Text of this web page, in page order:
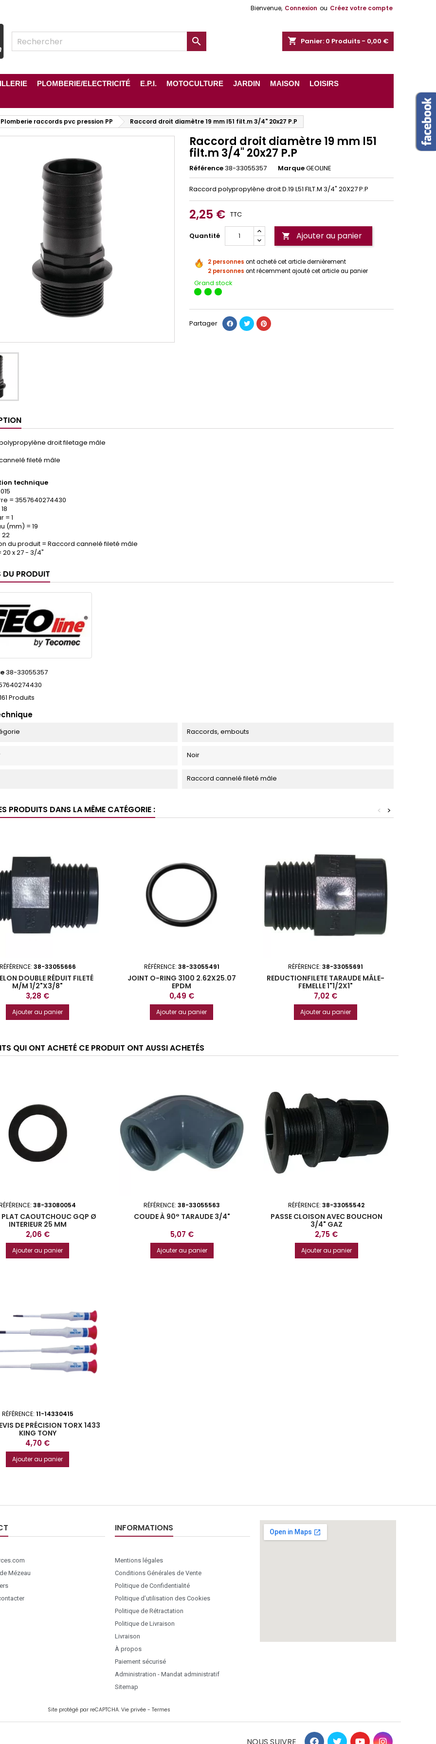
Bienvenue, Connexion ou Créez votre compte
shopping_cart Panier: 0 Produits - 0,00 €

PLOMBERIE/ELECTRICITÉ E.P.I. MOTOCULTURE JARDIN MAISON LOISIRS
Plomberie raccords pvc pression PP Raccord droit diamètre 19 mm l51 filt.m 3/4" 20x27 P.P
Raccord droit diamètre 19 mm l51
filt.m 3/4" 20x27 P.P
Référence38-33055357 MarqueGEOLINE
Raccord polypropylène droit D.19 L51 FILT.M 3/4" 20X27 P.P
2,25 € TTC
Quantité  Ajouter au panier
2 personnes ont acheté cet article dernièrement
2 personnes ont récemment ajouté cet article au panier
Grand stock
Partager
droit filetage mâle
fileté mâle
technique
= 3557640274430
= 1
(mm) = 19
22
du produit = Raccord cannelé fileté mâle
20 x 27 - 3/4"
DU PRODUIT
38-33055357
161 Produits
Raccords, embouts
Noir
Raccord cannelé fileté mâle
PRODUITS DANS LA MÊME CATÉGORIE : >
<
38-33055666
DOUBLE RÉDUIT FILETÉ
M/M 1/2"X3/8"
Prix
3,28 €
Ajouter au panier
RÉFÉRENCE: 38-33055491
JOINT O-RING 3100 2.62X25.07
EPDM
Prix
0,49 €
Ajouter au panier
RÉFÉRENCE: 38-33055691
REDUCTIONFILETE TARAUDE MÂLE-
FEMELLE 1"1/2X1"
Prix
7,02 €
Ajouter au panier
QUI ONT ACHETÉ CE PRODUIT ONT AUSSI ACHETÉS
38-33080054
CAOUTCHOUC GQP Ø
INTERIEUR 25 MM
Prix
2,06 €
Ajouter au panier
RÉFÉRENCE:38-33055563
COUDE À 90° TARAUDE 3/4"
Prix
5,07 €
Ajouter au panier
RÉFÉRENCE:38-33055542
PASSE CLOISON AVEC BOUCHON
3/4" GAZ
Prix
2,75 €
Ajouter au panier
RÉFÉRENCE: 11-14330415
DE PRÉCISION TORX 1433
KING TONY
Prix
4,70 €
Ajouter au panier
Mézeau
INFORMATIONS
Mentions légales
Conditions Générales de Vente
Politique de Confidentialité
Politique d’utilisation des Cookies
Politique de Rétractation
Politique de Livraison
Livraison
À propos
Paiement sécurisé
Administration - Mandat administratif
Sitemap
Site protégé par reCAPTCHA. Vie privée - Termes
NOUS SUIVRE